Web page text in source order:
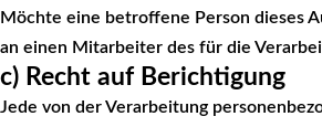
Möchte eine betroffene Person dieses
an einen Mitarbeiter des für die
c) Recht auf Berichtigung
Jede von der Verarbeitung